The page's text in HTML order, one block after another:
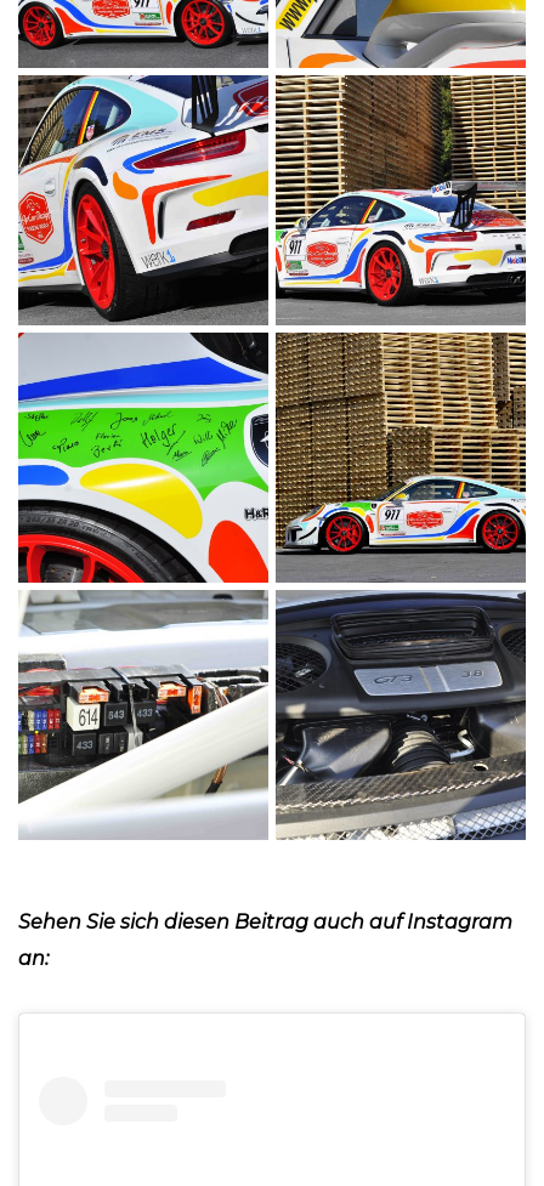
Sehen Sie sich diesen Beitrag auch auf Instagram
an: